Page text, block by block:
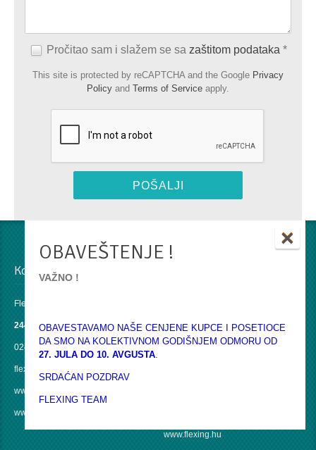
Pročitao sam i slažem se sa zaštitom podataka *
This site is protected by reCAPTCHA and the Google Privacy
Policy and Terms of Service apply.
×
OBAVEŠTENJE !
VAŽNO !
OBAVESTAVAMO NAŠE CENJENE KUPCE I POSETIOCE
DA SMO NA KOLEKTIVNOM GODIŠNJEM ODMORU OD
27. JULA DO 10. AVGUSTA.
SRDAĆAN POZDRAV
FLEXING TEAM
Kontakti u Srbiji
Flexing doo
24430 Ada
024 854 082
flexing@flexing.rs
www.flexing.rs
www.poliranje.rs
6771 Szeged
Szerb u. 59.
www.flexing.hu